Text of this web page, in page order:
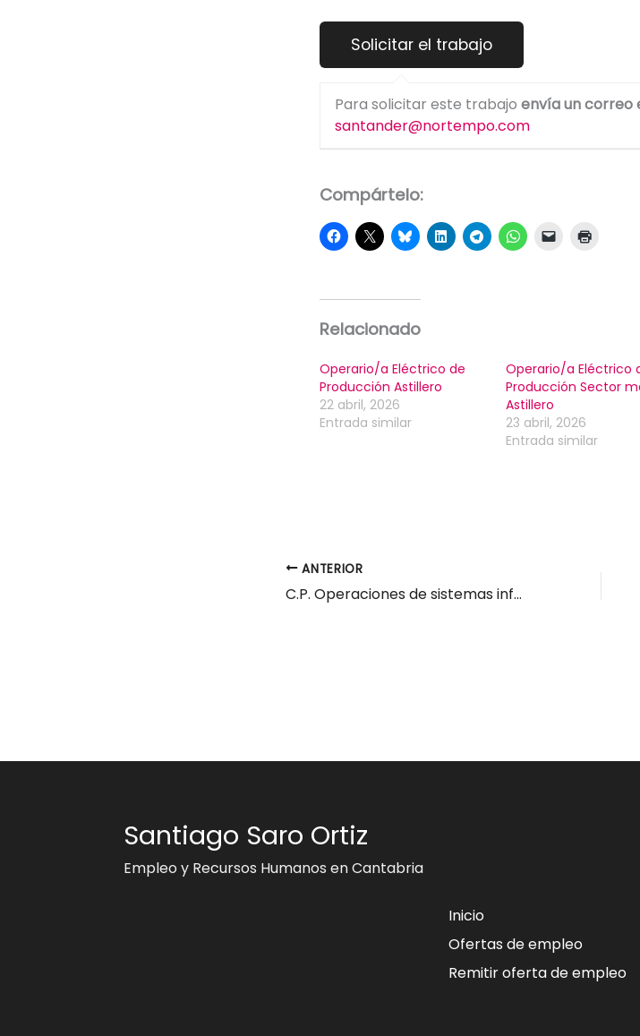
Para solicitar este trabajo envía un correo
santander@nortempo.com
Compártelo:
Relacionado
Operario/a Eléctrico de
Producción Astillero
22 abril, 2026
Entrada similar
Operario/a Eléctrico
Producción Sector
Astillero
23 abril, 2026
Entrada similar
ANTERIOR
C.P. Operaciones de sistemas informáticos Medio Cudeyo
Santiago Saro Ortiz
Empleo y Recursos Humanos en Cantabria
Inicio
Ofertas de empleo
Remitir oferta de empleo